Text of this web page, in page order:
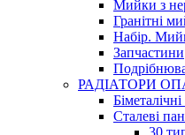
Мийки з
Гранітні
Набір.
Запчастини
РАДІАТОРИ
Сталеві
30